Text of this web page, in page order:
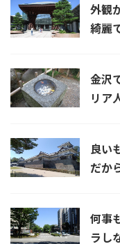
外観
綺麗
金沢
リア
良い
だか
何事
ラし